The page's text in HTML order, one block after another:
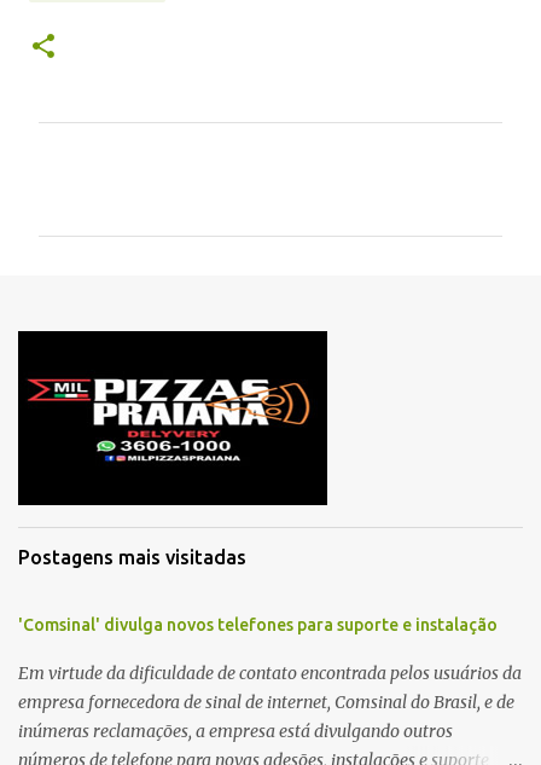
t
r
s
Postagens mais visitadas
'Comsinal' divulga novos telefones para suporte e instalação
Em virtude da dificuldade de contato encontrada pelos usuários da
empresa fornecedora de sinal de internet, Comsinal do Brasil, e de
inúmeras reclamações, a empresa está divulgando outros
números de telefone para novas adesões, instalações e suporte